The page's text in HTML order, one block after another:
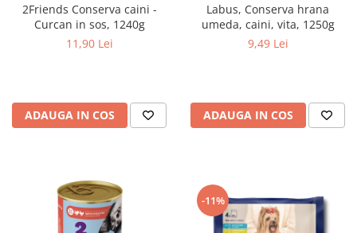
2Friends Conserva caini -
Curcan in sos, 1240g
11,90 Lei
ADAUGA IN COS
Labus, Conserva hrana
umeda, caini, vita, 1250g
9,49 Lei
ADAUGA IN COS
-11%